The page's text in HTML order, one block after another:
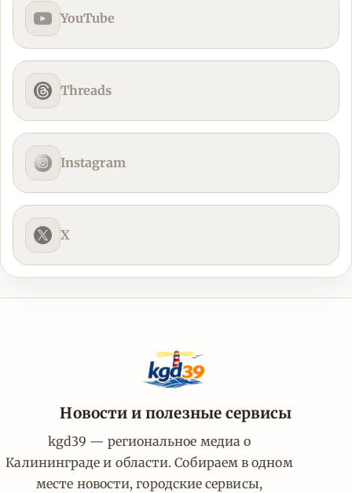
YouTube
Threads
Instagram
X
Новости и полезные сервисы
kgd39 — региональное медиа о
Калининграде и области. Собираем в одном
месте новости, городские сервисы,